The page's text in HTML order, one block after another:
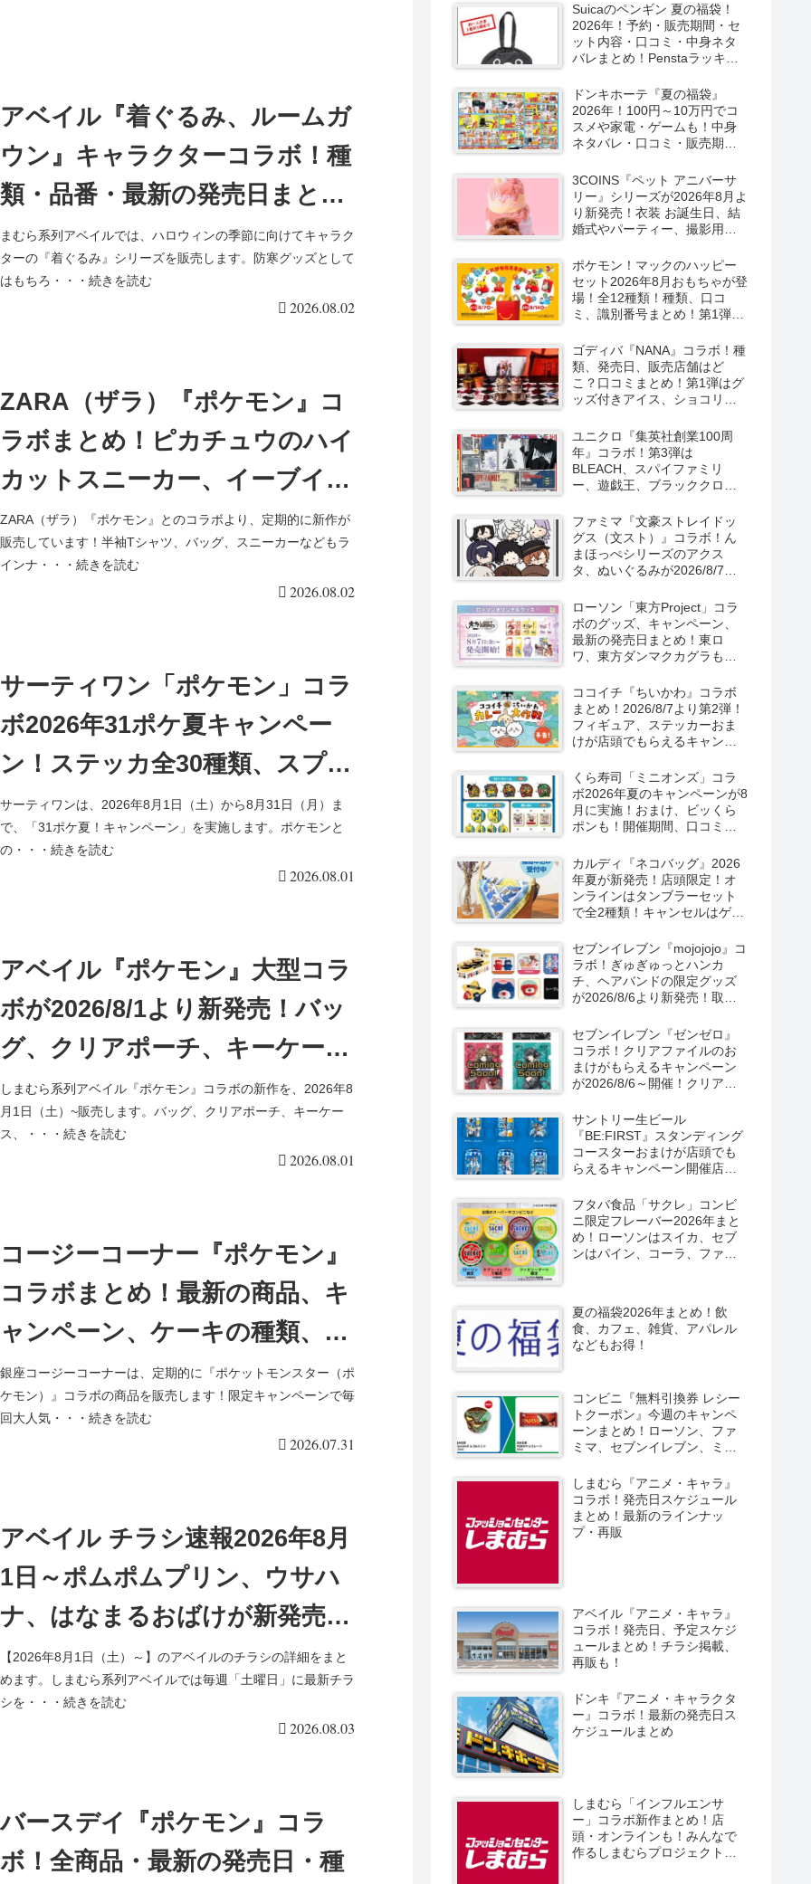
アベイル『着ぐるみ、ルームガ
ウン』キャラクターコラボ！種
類・品番・最新の発売日まと
め！2026/8/3～ハロウィンに向
けて種類豊富に新発売！
まむら系列アベイルでは、ハロウィンの季節に向けてキャラク
ターの『着ぐるみ』シリーズを販売します。防寒グッズとして
はもちろ・・・続きを読む
2026.08.02
ZARA（ザラ）『ポケモン』コ
ラボまとめ！ピカチュウのハイ
カットスニーカー、イーブイ・
ブラッキーのショルダーバッグ
が2026年夏に新発売！店頭、通
ZARA（ザラ）『ポケモン』とのコラボより、定期的に新作が
販売しています！半袖Tシャツ、バッグ、スニーカーなどもラ
インナ・・・続きを読む
2026.08.02
サーティワン「ポケモン」コラ
ボ2026年31ポケ夏キャンペー
ン！ステッカ全30種類、スプー
ン、モンスターボール型カップ
のノベルティおまけ、限定メニ
ューも！口コミ、売り切れまと
サーティワンは、2026年8月1日（土）から8月31日（月）ま
で、「31ポケ夏！キャンペーン」を実施します。ポケモンと
の・・・続きを読む
2026.08.01
アベイル『ポケモン』大型コラ
ボが2026/8/1より新発売！バッ
グ、クリアポーチ、キーケー
ス、キャップ、マスコットチャ
ーム、収納ボックスなども！再
しまむら系列アベイル『ポケモン』コラボの新作を、2026年8
月1日（土）~販売します。バッグ、クリアポーチ、キーケー
ス、・・・続きを読む
2026.08.01
コージーコーナー『ポケモン』
コラボまとめ！最新の商品、キ
ャンペーン、ケーキの種類、開
催期間は？ぽこポケが2026年の
夏に実施！
銀座コージーコーナーは、定期的に『ポケットモンスター（ポ
ケモン）』コラボの商品を販売します！限定キャンペーンで毎
回大人気・・・続きを読む
2026.07.31
アベイル チラシ速報2026年8月
1日～ポムポムプリン、ウサハ
ナ、はなまるおばけが新発売！
夢乃ねむる、天姫ここねの地雷
系、量産型の秋コーデも！
【2026年8月1日（土）～】のアベイルのチラシの詳細をまと
めます。しまむら系列アベイルでは毎週「土曜日」に最新チラ
シを・・・続きを読む
2026.08.03
バースデイ『ポケモン』コラ
ボ！全商品・最新の発売日・種
Suicaのペンギン 夏の福袋！
2026年！予約・販売期間・セ
ット内容・口コミ・中身ネタ
バレまとめ！Penstaラッキー
2026/8/8より新発売！
ドンキホーテ『夏の福袋』
2026年！100円～10万円でコ
スメや家電・ゲームも！中身
ネタバレ・口コミ・販売期
3COINS『ペット アニバーサ
リー』シリーズが2026年8月よ
り新発売！衣装 お誕生日、結
婚式やパーティー、撮影用グ
ポケモン！マックのハッピー
セット2026年8月おもちゃが登
場！全12種類！種類、口コ
ミ、識別番号まとめ！第1弾は
ゴディバ『NANA』コラボ！種
類、発売日、販売店舗はど
こ？口コミまとめ！第1弾はグ
ッズ付きアイス、ショコリキ
より新発売！第2弾は限定チョ
コレートなどが2026年10月？
再販売は？
ユニクロ『集英社創業100周
年』コラボ！第3弾は
BLEACH、スパイファミリ
ー、遊戯王、ブラッククロー
の半袖Tシャツが2026/8/7より
新発売！
ファミマ『文豪ストレイドッ
グス（文スト）』コラボ！ん
まほっぺシリーズのアクス
タ、ぬいぐるみが2026/8/7～
ローソン「東方Project」コラ
ボのグッズ、キャンペーン、
最新の発売日まとめ！東ロ
ワ、東方ダンマクカグラも！
LostWordのプラモ風アクキ
ー、カラビナ、クリアファイ
ルが2026/8/7より新発売！
ココイチ『ちいかわ』コラボ
まとめ！2026/8/7より第2弾！
フィギュア、ステッカーおま
けが店頭でもらえるキャンペ
る！
くら寿司「ミニオンズ」コラ
ボ2026年夏のキャンペーンが8
月に実施！おまけ、ビッくら
ポンも！開催期間、口コミ、
カルディ『ネコバッグ』2026
年夏が新発売！店頭限定！オ
ンラインはタンブラーセット
で全2種類！キャンセルはゲリ
セブンイレブン『mojojojo』コ
ラボ！ぎゅぎゅっとハンカ
チ、ヘアバンドの限定グッズ
が2026/8/6より新発売！取扱
セブンイレブン『ゼンゼロ』
コラボ！クリアファイルのお
まけがもらえるキャンペーン
が2026/8/6～開催！クリアカ
売！
サントリー生ビール
『BE:FIRST』スタンディング
コースターおまけが店頭でも
らえるキャンペーン開催店は
定で6種類！見分け方！セブ
ン、ファミマ、ローソン、デ
イリーヤマザキ、ミニストッ
プなどで！クーラーバッグ
フタバ食品「サクレ」コンビ
ニ限定フレーバー2026年まと
め！ローソンはスイカ、セブ
ンはパイン、コーラ、ファミ
夏の福袋2026年まとめ！飲
食、カフェ、雑貨、アパレル
などもお得！
コンビニ『無料引換券 レシー
トクーポン』今週のキャンペ
ーンまとめ！ローソン、ファ
ミマ、セブンイレブン、ミニ
しまむら『アニメ・キャラ』
コラボ！発売日スケジュール
まとめ！最新のラインナッ
プ・再販
アベイル『アニメ・キャラ』
コラボ！発売日、予定スケジ
ュールまとめ！チラシ掲載、
再販も！
ドンキ『アニメ・キャラクタ
ー』コラボ！最新の発売日ス
ケジュールまとめ
しまむら「インフルエンサ
ー」コラボ新作まとめ！店
頭・オンラインも！みんなで
作るしまむらプロジェクト！